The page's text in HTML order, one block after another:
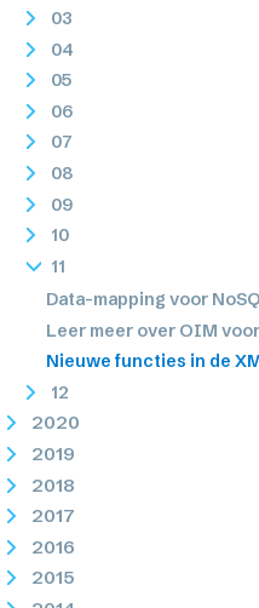
03
04
05
06
07
08
09
10
11
Data-mapping voor
Leer meer over OIM
Nieuwe functies in de
12
2020
2019
2018
2017
2016
2015